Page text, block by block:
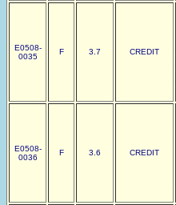
E0508-
0035
F 3.7 CREDIT
E0508-
0036
F 3.6 CREDIT